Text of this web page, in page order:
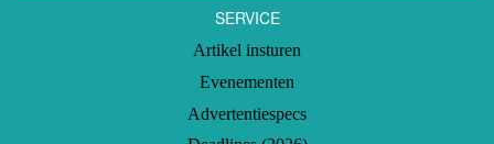
SERVICE
Artikel insturen
Evenementen
Advertentiespecs